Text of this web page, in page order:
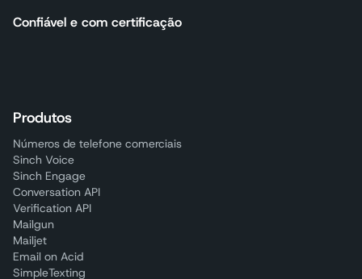
Confiável e com certificação
Produtos
Números de telefone comerciais
Sinch Voice
Sinch Engage
Conversation API
Verification API
Mailgun
Mailjet
Email on Acid
SimpleTexting